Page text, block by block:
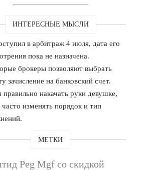
ИНТЕРЕСНЫЕ МЫСЛИ
в арбитраж 4 июля, дата его
пока не назначена.
брокеры позволяют выбрать
зачисление на банковский счет.
накачать руки девушке,
изменять порядок и тип
МЕТКИ
Peg Mgf со скидкой